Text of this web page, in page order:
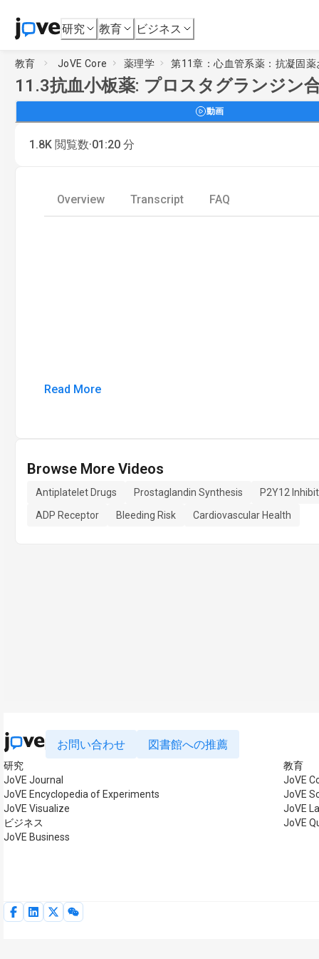
研究 教育 ビジネス
教育 JoVE Core 薬理学 第11章：心血管系薬：抗凝固
11.3抗血小板薬: プロスタグランジン
動画
1.8K 閲覧数·01:20 分
Overview Transcript FAQ
Read More
Browse More Videos
Antiplatelet Drugs Prostaglandin Synthesis
P2Y12
ADP Receptor
Bleeding Risk Cardiovascular Health
お問い合わせ 図書館への推薦
研究
JoVE Journal
JoVE Encyclopedia of Experiments
JoVE Visualize
ビジネス
JoVE Business
教育
JoVE
JoVE
JoVE
JoVE